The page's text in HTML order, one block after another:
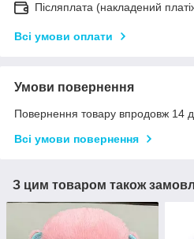
Післяплата (накладений
Всі умови оплати
Умови повернення
Повернення товару впродовж 14
Всі умови повернення
З цим товаром також